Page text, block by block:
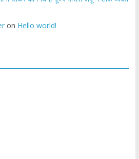
on Hello world!